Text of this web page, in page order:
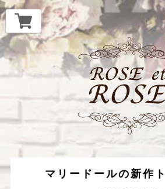
マリードールの新作